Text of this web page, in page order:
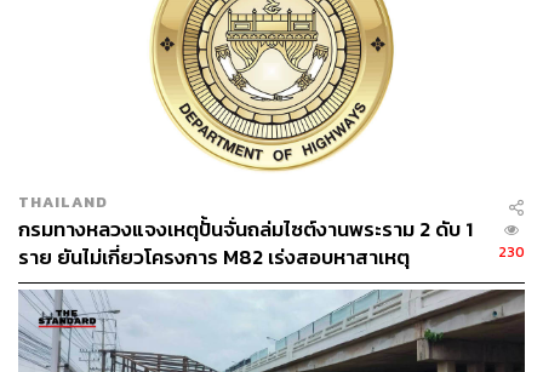
THAILAND
กรมทางหลวงแจงเหตุปั้นจั่นถล่มไซต์งานพระราม 2 ดับ 1
ราย ยันไม่เกี่ยวโครงการ M82 เร่งสอบหาสาเหตุ
230